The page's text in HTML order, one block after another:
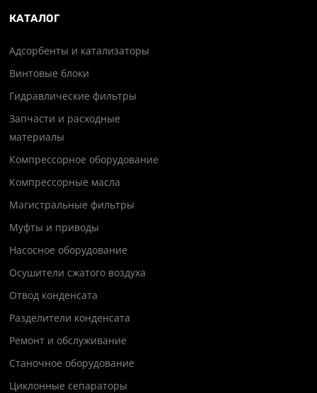
КАТАЛОГ
Адсорбенты и катализаторы
Винтовые блоки
Гидравлические фильтры
Запчасти и расходные
материалы
Компрессорное оборудование
Компрессорные масла
Магистральные фильтры
Муфты и приводы
Насосное оборудование
Осушители сжатого воздуха
Отвод конденсата
Разделители конденсата
Ремонт и обслуживание
Станочное оборудование
Циклонные сепараторы